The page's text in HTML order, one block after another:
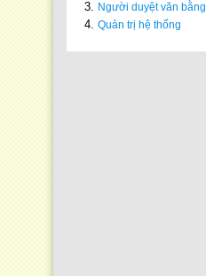
Người duyệt văn bằng
Quản trị hệ thống